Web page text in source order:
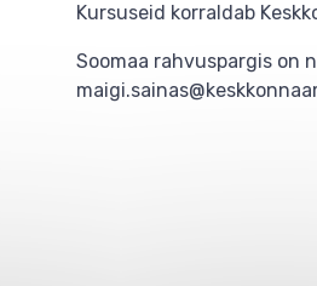
Kursuseid korraldab
Soomaa rahvuspargis on